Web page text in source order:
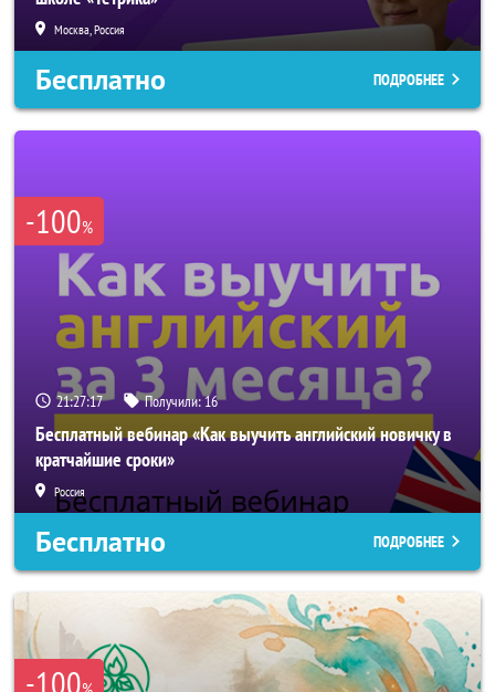
Москва, Россия
Бесплатно ПОДРОБНЕЕ
-100%
21:27:14 Получили:16
Бесплатный вебинар «Как выучить английский новичку в
кратчайшие сроки»
Россия
Бесплатно ПОДРОБНЕЕ
-100